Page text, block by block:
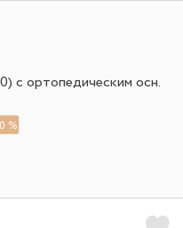
с ортопедическим осн.
%